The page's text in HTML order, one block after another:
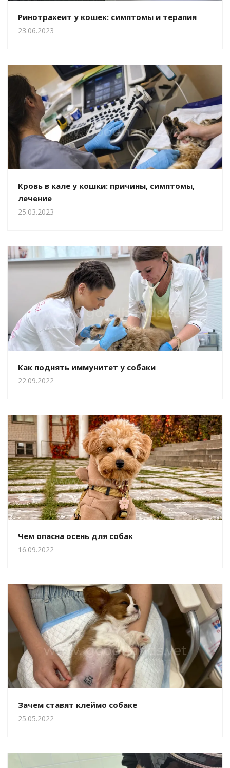
Ринотрахеит у кошек: симптомы и терапия
23.06.2023
Кровь в кале у кошки: причины, симптомы,
лечение
25.03.2023
Как поднять иммунитет у собаки
22.09.2022
Чем опасна осень для собак
16.09.2022
Зачем ставят клеймо собаке
25.05.2022